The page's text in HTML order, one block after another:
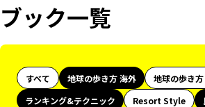
ブック一覧
すべて 地球の歩き方 海外 地球の歩き方
ランキング&テクニック
Resort Style